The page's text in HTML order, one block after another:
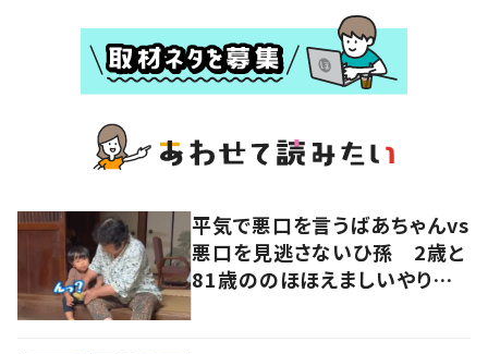
平気で悪口を言うばあちゃんvs
悪口を見逃さないひ孫 2歳と
81歳ののほほえましいやり取り